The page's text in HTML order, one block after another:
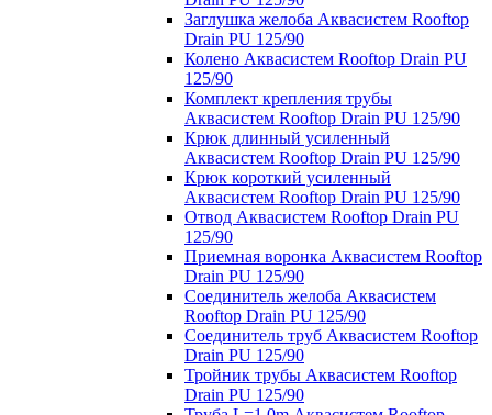
Заглушка желоба Аквасистем Rooftop
Drain PU 125/90
Колено Аквасистем Rooftop Drain PU
125/90
Комплект крепления трубы
Аквасистем Rooftop Drain PU 125/90
Крюк длинный усиленный
Аквасистем Rooftop Drain PU 125/90
Крюк короткий усиленный
Аквасистем Rooftop Drain PU 125/90
Отвод Аквасистем Rooftop Drain PU
125/90
Приемная воронка Аквасистем Rooftop
Drain PU 125/90
Соединитель желоба Аквасистем
Rooftop Drain PU 125/90
Соединитель труб Аквасистем Rooftop
Drain PU 125/90
Тройник трубы Аквасистем Rooftop
Drain PU 125/90